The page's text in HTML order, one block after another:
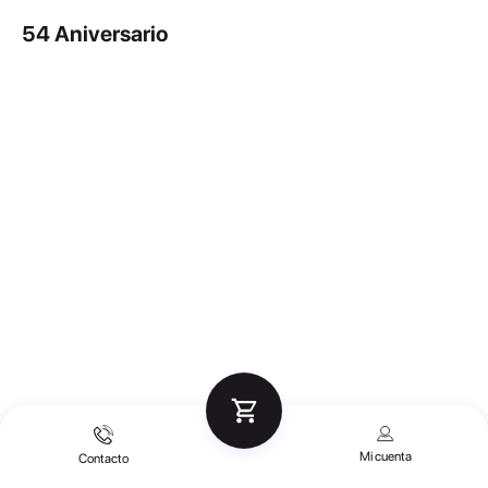
54 Aniversario
Contacto Mi cuenta